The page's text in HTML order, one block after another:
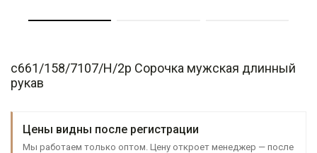
c661/158/7107/H/2p Сорочка мужская длинный
рукав
Цены видны после регистрации
Мы работаем только оптом. Цену откроет менеджер — после